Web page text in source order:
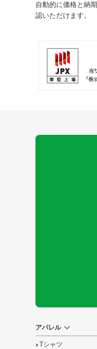
自動的に価格と納
認いただけます。
アパレル
Tシャツ